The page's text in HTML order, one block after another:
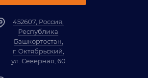
452607, Россия,
Республика
Башкортостан,
г. Октябрьский,
ул. Северная, 60